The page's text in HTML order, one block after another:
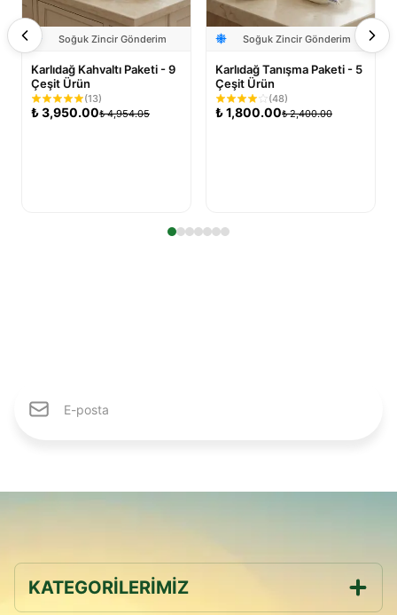
Soğuk Zincir Gönderim
Karlıdağ Kahvaltı Paketi - 9
Çeşit Ürün
(13)
₺3,950.00₺ 4,954.05
Soğuk Zincir Gönderim
Karlıdağ Tanışma Paketi - 5
Çeşit Ürün
(48)
₺1,800.00₺ 2,400.00
KATEGORİLERİMİZ